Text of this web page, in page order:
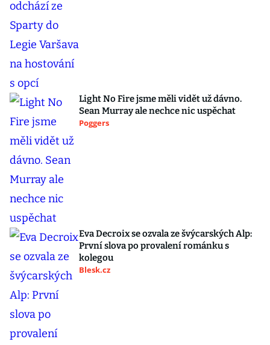
Light No Fire jsme měli vidět už dávno.
Sean Murray ale nechce nic uspěchat
Poggers
Eva Decroix se ozvala ze švýcarských Alp:
První slova po provalení románku s
kolegou
Blesk.cz